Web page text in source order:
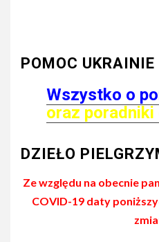
POMOC UKRAINIE
Wszystko o
oraz poradniki
DZIEŁO
Ze względu na obecnie
COVID-19 daty